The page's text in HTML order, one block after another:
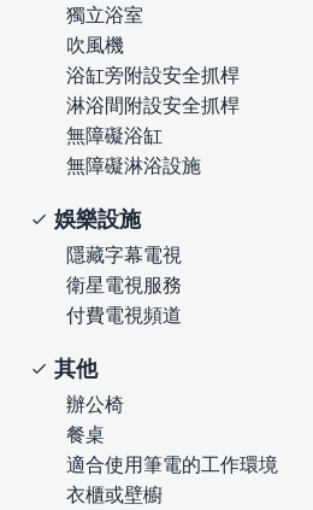
獨立浴室
吹風機
浴缸旁附設安全抓桿
淋浴間附設安全抓桿
無障礙浴缸
無障礙淋浴設施
娛樂設施
隱藏字幕電視
衛星電視服務
付費電視頻道
其他
辦公椅
餐桌
適合使用筆電的工作環境
衣櫃或壁櫥